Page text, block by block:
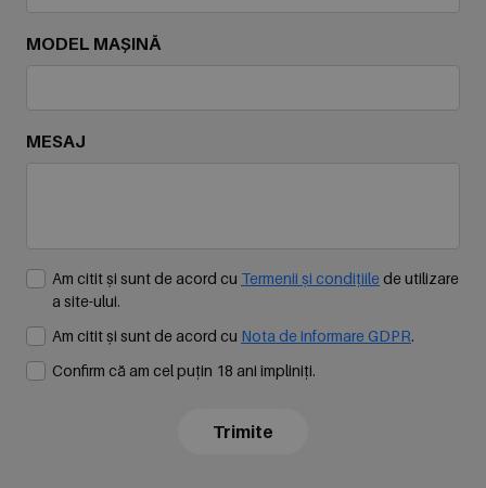
MODEL MAȘINĂ
MESAJ
Am citit și sunt de acord cu Termenii și condițiilede utilizare
a site-ului.
Am citit și sunt de acord cu Nota de informare GDPR.
Confirm că am cel puțin 18 ani împliniți.
Trimite